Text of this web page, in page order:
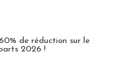
de réduction sur le
2026 !